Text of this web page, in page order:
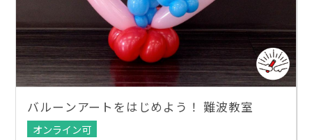
バルーンアートをはじめよう！ 難波教室
オンライン可